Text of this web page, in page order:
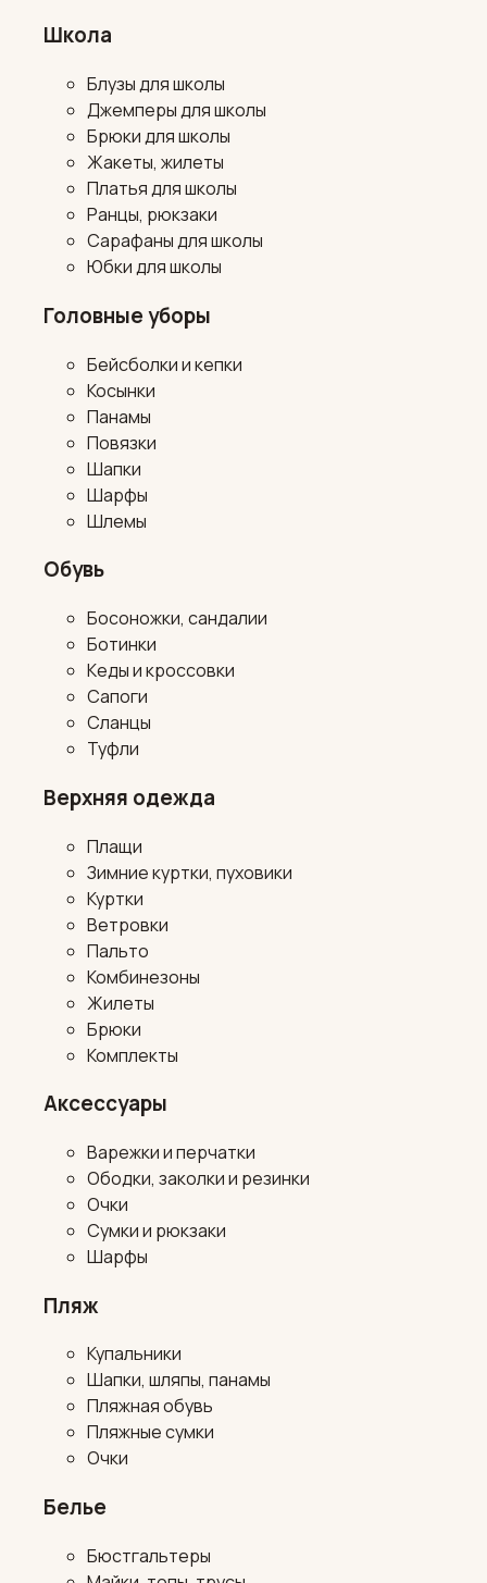
Школа
Блузы для школы
Джемперы для школы
Брюки для школы
Жакеты, жилеты
Платья для школы
Ранцы, рюкзаки
Сарафаны для школы
Юбки для школы
Головные уборы
Бейсболки и кепки
Косынки
Панамы
Повязки
Шапки
Шарфы
Шлемы
Обувь
Босоножки, сандалии
Ботинки
Кеды и кроссовки
Сапоги
Сланцы
Туфли
Верхняя одежда
Плащи
Зимние куртки, пуховики
Куртки
Ветровки
Пальто
Комбинезоны
Жилеты
Брюки
Комплекты
Аксессуары
Варежки и перчатки
Ободки, заколки и резинки
Очки
Сумки и рюкзаки
Шарфы
Пляж
Купальники
Шапки, шляпы, панамы
Пляжная обувь
Пляжные сумки
Очки
Белье
Бюстгальтеры